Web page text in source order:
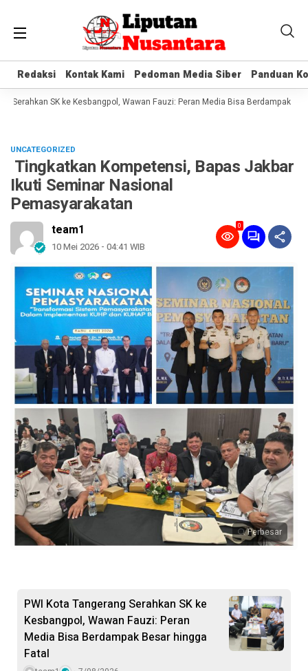
Redaksi Kontak Kami Pedoman Media Siber Panduan
Redaksi Kontak Kami Pedoman Media Siber Panduan
Serahkan SK ke Kesbangpol, Wawan Fauzi: Peran Media Bisa Berdampak
UNCATEGORIZED
Tingkatkan Kompetensi, Bapas Jakbar
Ikuti Seminar Nasional
Pemasyarakatan
team1
10 Mei 2026 - 04:41 WIB
0
Perbesar
PWI Kota Tangerang Serahkan SK ke
Kesbangpol, Wawan Fauzi: Peran
Media Bisa Berdampak Besar hingga
Fatal